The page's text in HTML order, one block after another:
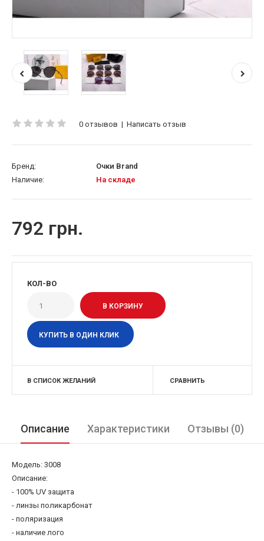
0 отзывов | Написать отзыв
Бренд:
Очки Brand
Наличие:
На складе
792 грн.
КОЛ-ВО
КУПИТЬ В ОДИН КЛИК
В СПИСОК ЖЕЛАНИЙ СРАВНИТЬ
Описание Характеристики Отзывы (0)
Модель: 3008
Описание:
- 100% UV защита
- линзы поликарбонат
- поляризация
- наличие лого